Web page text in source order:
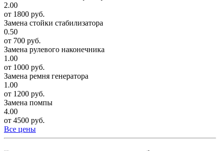
2.00
от 1800 руб.
Замена стойки стабилизатора
0.50
от 700 руб.
Замена рулевого наконечника
1.00
от 1000 руб.
Замена ремня генератора
1.00
от 1200 руб.
Замена помпы
4.00
от 4500 руб.
Все цены